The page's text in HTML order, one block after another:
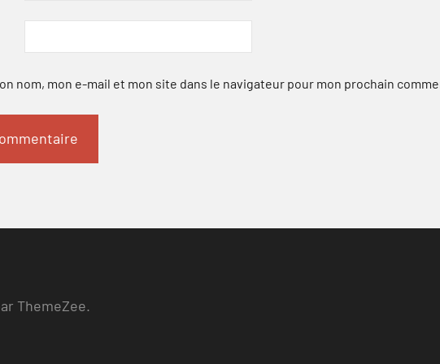
nom, mon e-mail et mon site dans le navigateur pour mon prochain
ThemeZee.